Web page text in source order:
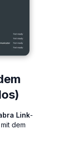
Link-
dem